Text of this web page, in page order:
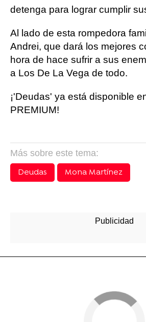
detenga para lograr cumplir
Al lado de esta rompedora
Andrei, que dará los mejores
hora de hace sufrir a sus
a Los De La Vega de todo.
¡'Deudas' ya está disponible
PREMIUM!
Más sobre este tema:
Deudas
Mona Martínez